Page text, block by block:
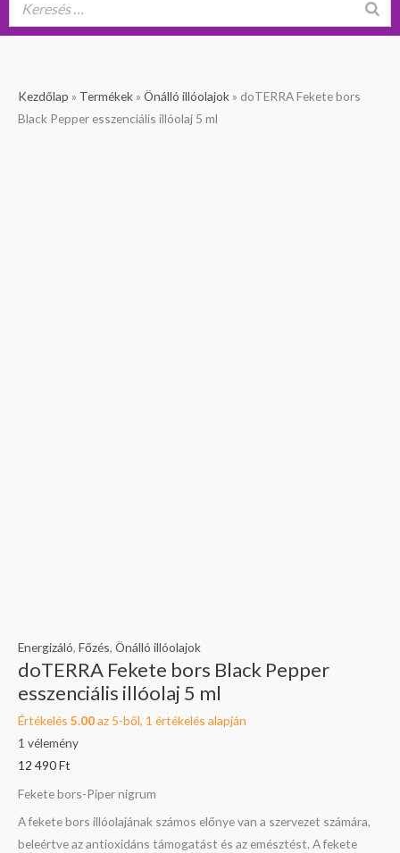
Kezdőlap » Termékek » Önálló illóolajok » doTERRA Fekete bors
Black Pepper esszenciális illóolaj 5 ml
Energizáló, Főzés, Önálló illóolajok
doTERRA Fekete bors Black Pepper
esszenciális illóolaj 5 ml
Értékelés 5.00az 5-ből, 1 értékelés alapján
1 vélemény
12 490Ft
Fekete bors-Piper nigrum
A fekete bors illóolajának számos előnye van a szervezet számára,
beleértve az antioxidáns támogatást és az emésztést. A fekete
doTERRA
Fekete